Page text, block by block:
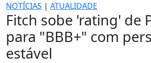
NOTÍCIAS | ATUALIDADE
Fitch sobe 'rating' de
para "BBB+" com
estável